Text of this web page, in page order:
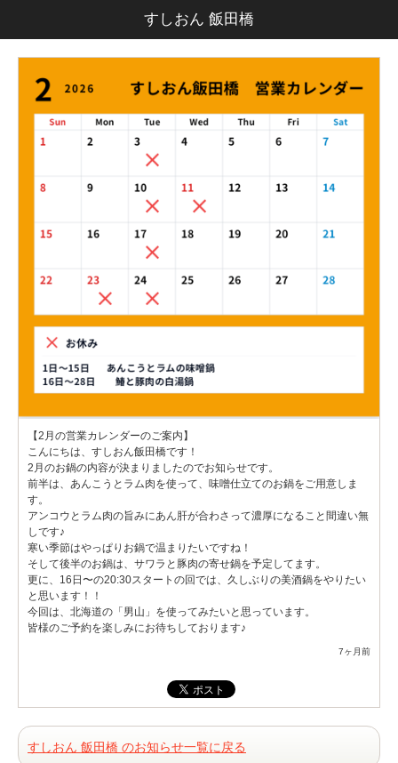
すしおん 飯田橋
【2月の営業カレンダーのご案内】
こんにちは、すしおん飯田橋です！
2月のお鍋の内容が決まりましたのでお知らせです。
前半は、あんこうとラム肉を使って、味噌仕立てのお鍋をご用意しま
す。
アンコウとラム肉の旨みにあん肝が合わさって濃厚になること間違い無
しです♪
寒い季節はやっぱりお鍋で温まりたいですね！
そして後半のお鍋は、サワラと豚肉の寄せ鍋を予定してます。
更に、16日〜の20:30スタートの回では、久しぶりの美酒鍋をやりたい
と思います！！
今回は、北海道の「男山」を使ってみたいと思っています。
皆様のご予約を楽しみにお待ちしております♪
7ヶ月前
すしおん 飯田橋 のお知らせ一覧に戻る